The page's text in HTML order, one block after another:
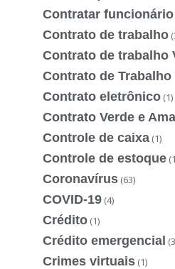
Contratar funcionário
Contrato de trabalho
Contrato de trabalho
Contrato de Trabalho
Contrato eletrônico (1)
Contrato Verde e
Controle de caixa (1)
Controle de estoque
Coronavírus (63)
COVID-19 (4)
Crédito (1)
Crédito emergencial
Crimes virtuais (1)